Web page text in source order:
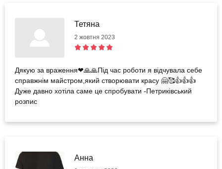
Тетяна
2 жовтня 2023
Дякую за враження❤🙏🙏Під час роботи я відчувала себе
справжнім майстром,який створювати красу 🤗🥰👍👍👍
Дуже давно хотіла саме це спробувати -Петриківський
розпис
Анна